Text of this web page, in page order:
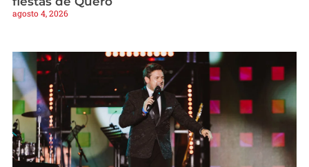
agosto 4, 2026